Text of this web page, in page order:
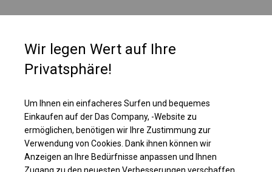
Die einzelne Wand ist mit einem großen, vollständig transparenten Fenster
ausgestattet. Ein solches Fenster erhellt den Innenraum des Zeltes sehr
Produkte oder Waren von außen gut sichtbar sind.
Einzelheiten ansehen
Wir legen Wert auf Ihre
Privatsphäre!
Um Ihnen ein einfacheres Surfen und bequemes
Einkaufen auf der Das Company, -Website zu
ermöglichen, benötigen wir Ihre Zustimmung zur
Verwendung von Cookies. Dank ihnen können wir
Anzeigen an Ihre Bedürfnisse anpassen und Ihnen
Zugang zu den neuesten Verbesserungen verschaffen,